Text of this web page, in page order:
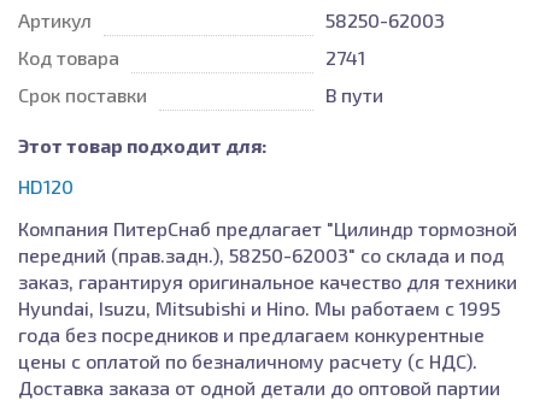
Артикул
58250-62003
Код товара
2741
Срок поставки
В пути
Этот товар подходит для:
HD120
Компания ПитерСнаб предлагает "Цилиндр тормозной
передний (прав.задн.), 58250-62003" со склада и под
заказ, гарантируя оригинальное качество для техники
Hyundai, Isuzu, Mitsubishi и Hino. Мы работаем с 1995
года без посредников и предлагаем конкурентные
цены с оплатой по безналичному расчету (с НДС).
Доставка заказа от одной детали до оптовой партии